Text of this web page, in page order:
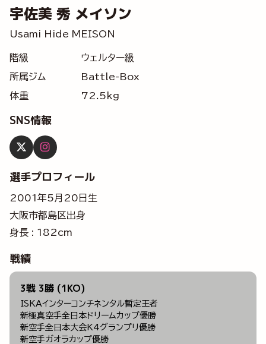
宇佐美 秀 メイソン
Usami Hide MEISON
階級
ウェルター級
所属ジム
Battle-Box
体重
72.5kg
SNS情報
選手プロフィール
2001年5月20日生
大阪市都島区出身
身長 : 182cm
戦績
3戦 3勝 (1KO)
ISKAインターコンチネンタル暫定王者
新極真空手全日本ドリームカップ優勝
新空手全日本大会K4グランプリ優勝
新空手ガオラカップ優勝